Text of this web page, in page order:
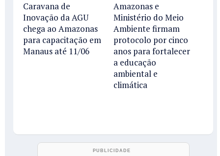
Caravana de
Inovação da AGU
chega ao Amazonas
para capacitação em
Manaus até 11/06
Amazonas e
Ministério do Meio
Ambiente firmam
protocolo por cinco
anos para fortalecer
a educação
ambiental e
climática